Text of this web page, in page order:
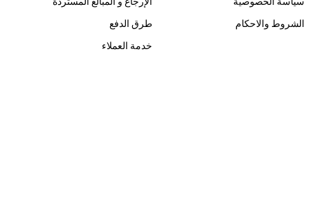
الشروط والاحكام
طرق الدفع
خدمة العملاء